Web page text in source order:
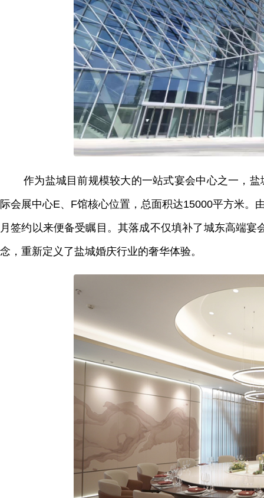
作为盐城目前规模较大的一站式宴会中心之一，
际会展中心E、F馆核心位置，总面积达15000平方米。
月签约以来便备受瞩目。其落成不仅填补了城东高端
念，重新定义了盐城婚庆行业的奢华体验。